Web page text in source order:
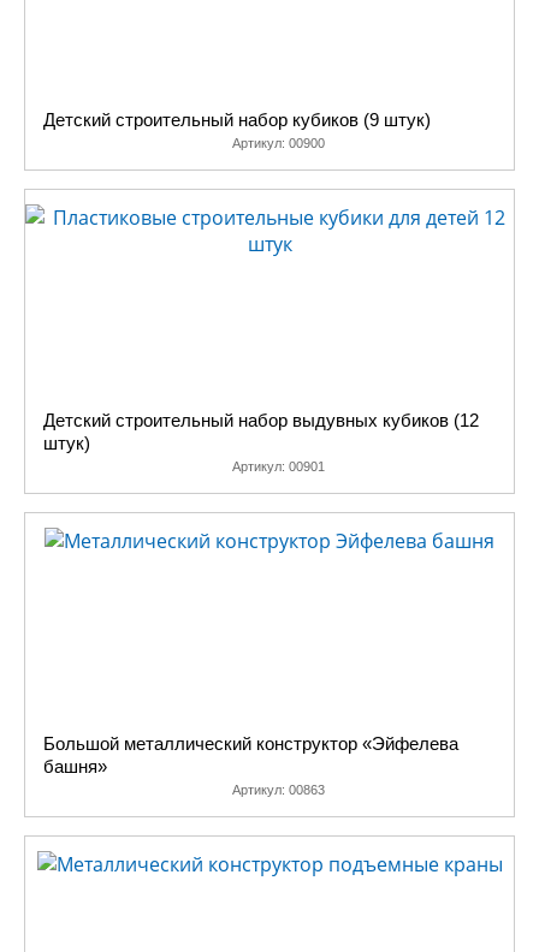
Детский строительный набор кубиков (9 штук)
Артикул: 00900
Детский строительный набор выдувных кубиков (12
штук)
Артикул: 00901
Большой металлический конструктор «Эйфелева
башня»
Артикул: 00863